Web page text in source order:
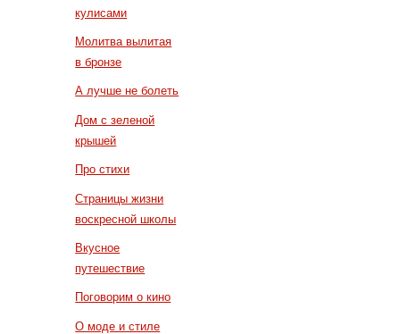
кулисами
Молитва вылитая
в бронзе
А лучше не болеть
Дом с зеленой
крышей
Про стихи
Страницы жизни
воскресной школы
Вкусное
путешествие
Поговорим о кино
О моде и стиле